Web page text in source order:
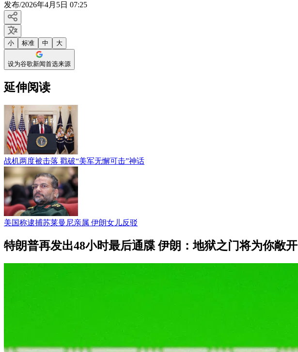
发布/2026年4月5日 07:25
小 标准 中 大
设为谷歌新闻首选来源
延伸阅读
战机两度被击落 戳破“美军无懈可击”神话
美国称逮捕苏莱曼尼亲属 伊朗女儿反驳
特朗普再发出48小时最后通牒 伊朗：地狱之门将为你敞开